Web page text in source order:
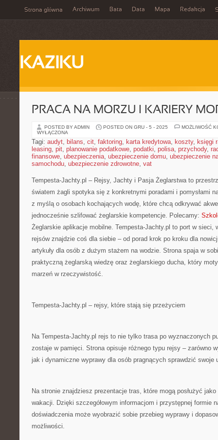
Strona główna Archiwum Bata Data Mapa Redakcja
KAZIKU
PRACA NA MORZU I KARIERY
POSTED BY ADMIN POSTED ON GRU - 5 - 2025
MOŻLIWOŚĆ
WYŁĄCZONA
Tagi: audyt, bilans, cit, faktoring, karta kredytowa, koszty, księgi
leasing, pit, planowanie podatkowe, podatki, polisa, przychody,
finansowe, ubezpieczenia, ubezpieczenie domu, ubezpieczenie
samochodu, ubezpieczenie zdrowotne, vat
Tempesta-Jachty.pl – Rejsy, Jachty i Pasja Żeglarstwa to
światem żagli spotyka się z konkretnymi poradami i pomysłami
z myślą o osobach kochających wodę, które chcą odkrywać
jednocześnie szlifować żeglarskie kompetencje. Polecamy:
Żeglarskie aplikacje mobilne. Tempesta-Jachty.pl to port w sieci,
rejsów znajdzie coś dla siebie – od porad krok po kroku dla
artykuły dla osób z dużym stażem na wodzie. Strona spaja w
praktyczną żeglarską wiedzę oraz żeglarskiego ducha, który
marzeń w rzeczywistość.
Tempesta-Jachty.pl – rejsy, które stają się przeżyciem
Na Tempesta-Jachty.pl rejs to nie tylko trasa po wyznaczonych
zostaje w pamięci. Strona opisuje różnego typu rejsy – zarówno
jak i dynamiczne wyprawy dla osób pragnących sprawdzić swoje
Na stronie znajdziesz prezentacje tras, które mogą posłużyć
wakacji. Dzięki szczegółowym informacjom i przystępnej formie
doświadczenia może wyobrazić sobie przebieg wyprawy i
możliwości.